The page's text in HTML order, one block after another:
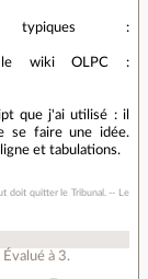
:
wiki OLPC :
que j'ai utilisé : il
se faire une idée.
et tabulations.
doit quitter le Tribunal. -- Le
Évalué à 3.